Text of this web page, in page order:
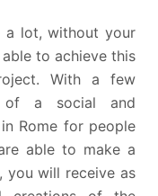
a lot, without your
to achieve this
With a few
of a social and
Rome for people
able to make a
you will receive as